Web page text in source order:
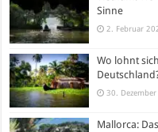
Sinne
2. Februar
Wo lohnt
30.
Mallorca: